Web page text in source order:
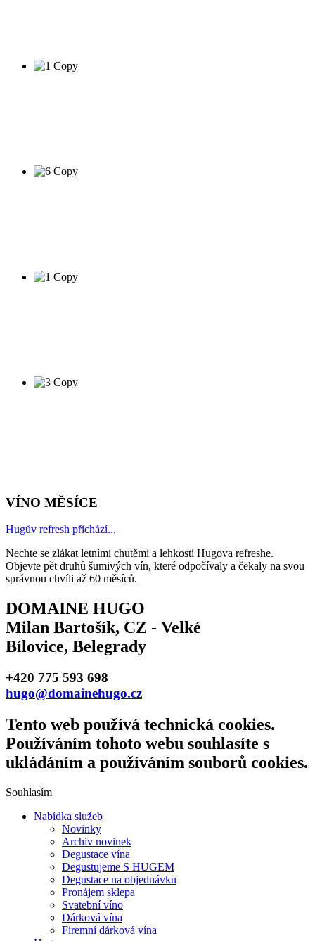
VÍNO MĚSÍCE
Hugův refresh přichází...
Nechte se zlákat letními chutěmi a lehkostí Hugova refreshe.
Objevte pět druhů šumivých vín, které odpočívaly a čekaly na svou
správnou chvíli až 60 měsíců.
DOMAINE HUGO
Milan Bartošík, CZ - Velké
Bílovice, Belegrady
+420 775 593 698
hugo@domainehugo.cz
Tento web používá technická cookies.
Používáním tohoto webu souhlasíte s
ukládáním a používáním souborů cookies.
Souhlasím
Nabídka služeb
Novinky
Archiv novinek
Degustace vína
Degustujeme S HUGEM
Degustace na objednávku
Pronájem sklepa
Svatební víno
Dárková vína
Firemní dárková vína